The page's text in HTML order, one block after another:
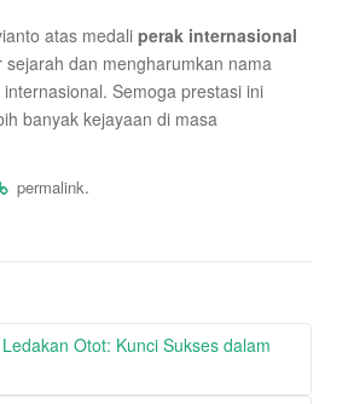
atas medali perak internasional
sejarah dan mengharumkan nama
Semoga prestasi ini
banyak kejayaan di masa
permalink.
Otot: Kunci Sukses dalam